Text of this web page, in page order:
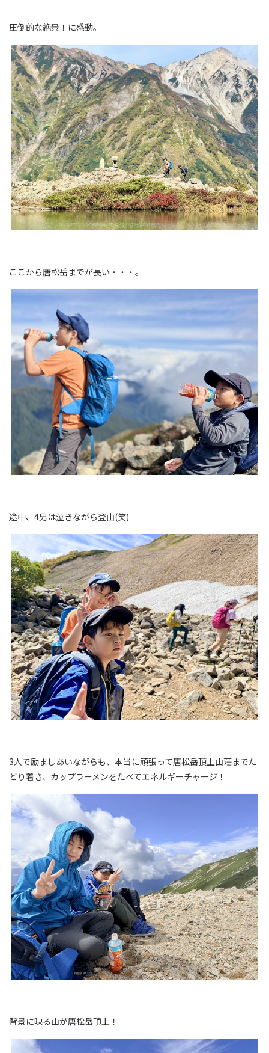
圧倒的な絶景！に感動。
ここから唐松岳までが長い・・・。
途中、4男は泣きながら登山(笑)
3人で励ましあいながらも、本当に頑張って唐松岳頂上山荘までた
どり着き、カップラーメンをたべてエネルギーチャージ！
背景に映る山が唐松岳頂上！